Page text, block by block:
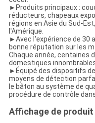
►Produits principaux :
réducteurs, chapeaux
régions en Asie du Sud-
l'Amérique.
►Avec l'expérience de 30
bonne réputation sur les
Chaque année, centaines
domestiques
►Équipé des dispositifs
moyens de détection
le bâton au système de
procédure de contrôle
Affichage de produit